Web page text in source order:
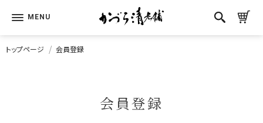
トップページ 会員登録
会員登録